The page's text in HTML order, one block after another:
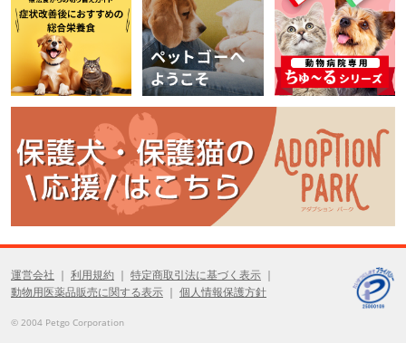
運営会社 利用規約
特定商取引法に基づく表示
動物用医薬品販売に関する表示
個人情報保護方針
© 2004 Petgo Corporation